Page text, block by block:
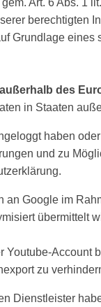
Art. 6 Abs. 1
berechtigten
Grundlage
des
in Staaten
haben
und zu
Google im
übermittelt
zu
Dienstleister